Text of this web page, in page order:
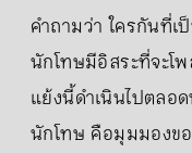
คำถามว่า ใครกันที่
นักโทษมีอิสระที่จะโ
แย้งนี้ดำเนินไปตลอ
นักโทษ คือมุมมองข